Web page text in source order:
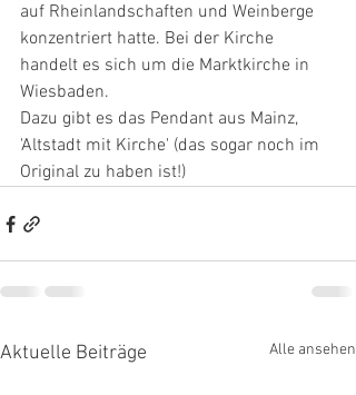
auf Rheinlandschaften und Weinberge
konzentriert hatte. Bei der Kirche
handelt es sich um die Marktkirche in
Wiesbaden.
Dazu gibt es das Pendant aus Mainz,
'Altstadt mit Kirche' (das sogar noch im
Original zu haben ist!)
Aktuelle Beiträge Alle ansehen